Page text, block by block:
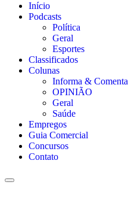
Início
Podcasts
Política
Geral
Esportes
Classificados
Colunas
Informa & Comenta
OPINIÃO
Geral
Saúde
Empregos
Guia Comercial
Concursos
Contato